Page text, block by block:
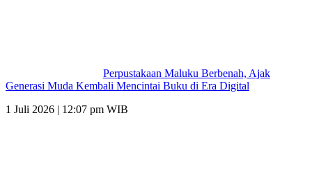
Perpustakaan Maluku Berbenah, Ajak
Generasi Muda Kembali Mencintai Buku di Era Digital
1 Juli 2026 | 12:07 pm WIB